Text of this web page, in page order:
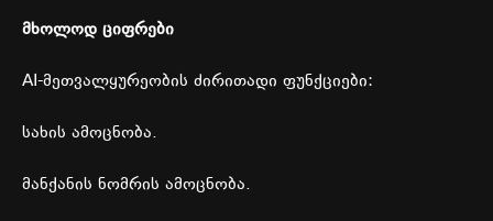
მხოლოდ ციფრები
AI-მეთვალყურეობის ძირითადი ფუნქციები:
სახის ამოცნობა.
მანქანის ნომრის ამოცნობა.